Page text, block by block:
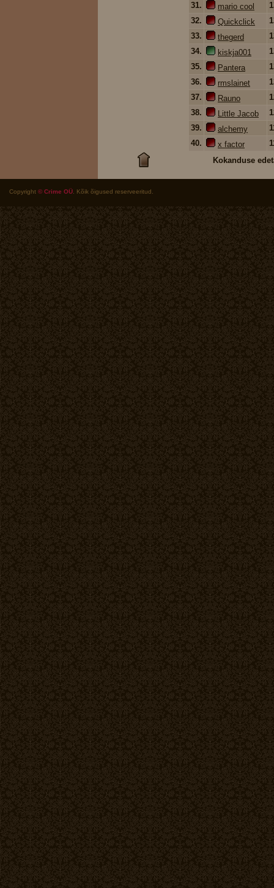
31.
mario cool
32.
Quickclick
33.
thegerd
34.
kiskja001
35.
Pantera
36.
rmslainet
37.
Rauno
38.
Little Jacob
39.
alchemy
40.
x factor
Kokanduse
Copyright © Crime OÜ . Kõik õigused reserveeritud.